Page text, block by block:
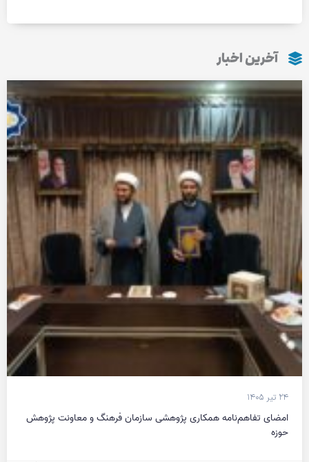
آخرین اخبار
۲۴ تیر ۱۴۰۵
امضای تفاهم‌نامه همکاری پژوهشی سازمان فرهنگ و معاونت پژوهش
حوزه